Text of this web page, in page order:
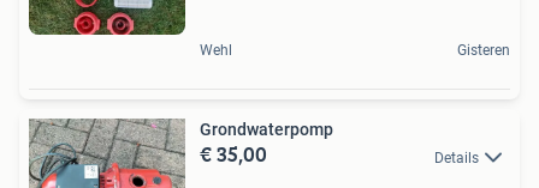
Wehl Gisteren
Grondwaterpomp
€ 35,00 Details